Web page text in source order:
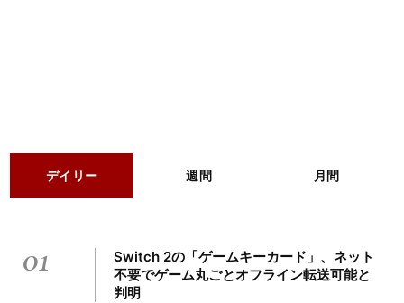
デイリー 週間 月間
01
Switch 2の「ゲームキーカード」、ネット
不要でゲーム丸ごとオフライン転送可能と
判明